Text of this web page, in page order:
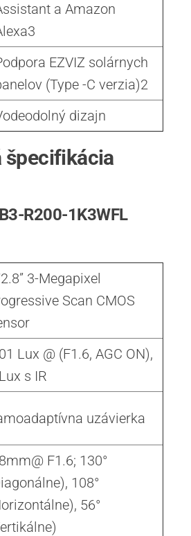
a Amazon
EZVIZ solárnych
(Type -C verzia)2
dizajn
špecifikácia
R200-1K3WFL
3-Megapixel
Scan CMOS
Lux @ (F1.6, AGC ON),
s IR
uzávierka
F1.6; 130°
108°
56°